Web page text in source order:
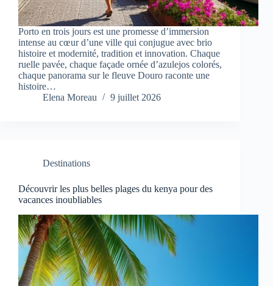
Porto en trois jours est une promesse d’immersion
intense au cœur d’une ville qui conjugue avec brio
histoire et modernité, tradition et innovation. Chaque
ruelle pavée, chaque façade ornée d’azulejos colorés,
chaque panorama sur le fleuve Douro raconte une
histoire…
Elena Moreau
9 juillet 2026
Destinations
Découvrir les plus belles plages du kenya pour des
vacances inoubliables